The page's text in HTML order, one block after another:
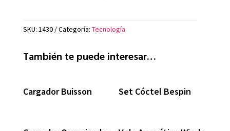
SKU: 1430 Categoría: Tecnología
También te puede interesar…
Cargador Buisson Set Cóctel Bespin